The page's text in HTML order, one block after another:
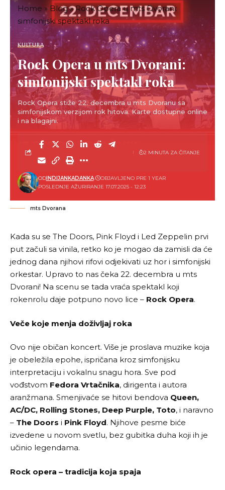
Home » Blog»Rock Opera u mts Dvorani:
simfonijski spektakl roka
KULTURA
Rock Opera u mts Dvorani:
simfonijski spektakl roka
Rock Opera stiže 22. decembra u mts Dvoranu sa
simfonijskom verzijom rok hitova. Karte dostupne online
i na blagajni.
POSLEDNJE AŽURIRANJE 17.07.2025 - 12:23
ODINDIJANKADANKA OBJAVLJENO PRE 1 YEAR
2 MINUTA ZA ČITANJE
mts Dvorana
Kada su se The Doors, Pink Floyd i Led Zeppelin prvi
put začuli sa vinila, retko ko je mogao da zamisli da će
jednog dana njihovi rifovi odjekivati uz hor i simfonijski
orkestar. Upravo to nas čeka 22. decembra u mts
Dvorani! Na scenu se tada vraća spektakl koji
rokenrolu daje potpuno novo lice – Rock Opera.
Veče koje menja doživljaj roka
Ovo nije običan koncert. Više je proslava muzike koja
je obeležila epohe, ispričana kroz simfonijsku
interpretaciju i vokalnu snagu hora. Sve pod
vođstvom Fedora Vrtačnika, dirigenta i autora
aranžmana. Smenjivaće se hitovi bendova Queen,
AC/DC, Rolling Stones, Deep Purple, Toto, i naravno
– The Doors i Pink Floyd. Njihove pesme biće
izvedene u novom svetlu, bez gubitka duha koji ih je
učinio legendama.
Rock opera – tradicija koja spaja